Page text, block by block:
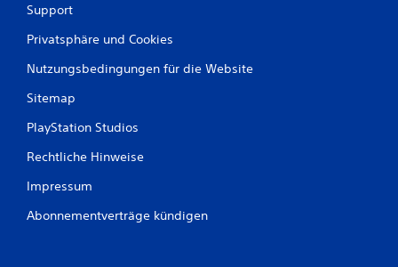
Support
Privatsphäre und Cookies
Nutzungsbedingungen für die Website
Sitemap
PlayStation Studios
Rechtliche Hinweise
Impressum
Abonnementverträge kündigen